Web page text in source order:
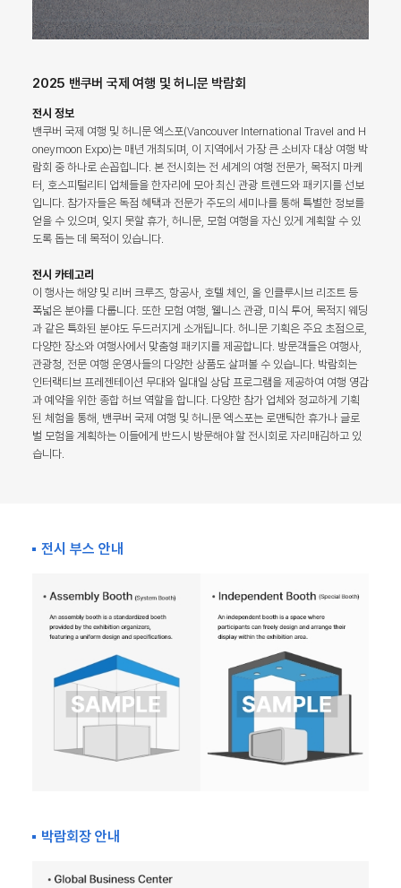
2025 밴쿠버 국제 여행 및 허니문 박람회
전시 정보
밴쿠버 국제 여행 및 허니문 엑스포(Vancouver International Travel and H
oneymoon Expo)는 매년 개최되며, 이 지역에서 가장 큰 소비자 대상 여행 박
람회 중 하나로 손꼽힙니다. 본 전시회는 전 세계의 여행 전문가, 목적지 마케
터, 호스피털리티 업체들을 한자리에 모아 최신 관광 트렌드와 패키지를 선보
입니다. 참가자들은 독점 혜택과 전문가 주도의 세미나를 통해 특별한 정보를
얻을 수 있으며, 잊지 못할 휴가, 허니문, 모험 여행을 자신 있게 계획할 수 있
도록 돕는 데 목적이 있습니다.
전시 카테고리
이 행사는 해양 및 리버 크루즈, 항공사, 호텔 체인, 올 인클루시브 리조트 등
폭넓은 분야를 다룹니다. 또한 모험 여행, 웰니스 관광, 미식 투어, 목적지 웨딩
과 같은 특화된 분야도 두드러지게 소개됩니다. 허니문 기획은 주요 초점으로,
다양한 장소와 여행사에서 맞춤형 패키지를 제공합니다. 방문객들은 여행사,
관광청, 전문 여행 운영사들의 다양한 상품도 살펴볼 수 있습니다. 박람회는
인터랙티브 프레젠테이션 무대와 일대일 상담 프로그램을 제공하여 여행 영감
과 예약을 위한 종합 허브 역할을 합니다. 다양한 참가 업체와 정교하게 기획
된 체험을 통해, 밴쿠버 국제 여행 및 허니문 엑스포는 로맨틱한 휴가나 글로
벌 모험을 계획하는 이들에게 반드시 방문해야 할 전시회로 자리매김하고 있
습니다.
전시 부스 안내
박람회장 안내